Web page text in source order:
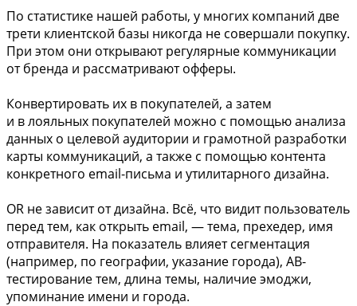
По статистике нашей работы, у многих компаний две
трети клиентской базы никогда не совершали покупку.
При этом они открывают регулярные коммуникации
от бренда и рассматривают офферы.
Конвертировать их в покупателей, а затем
и в лояльных покупателей можно с помощью анализа
данных о целевой аудитории и грамотной разработки
карты коммуникаций, а также с помощью контента
конкретного email-письма и утилитарного дизайна.
OR не зависит от дизайна. Всё, что видит пользователь
перед тем, как открыть email, — тема, прехедер, имя
отправителя. На показатель влияет сегментация
(например, по географии, указание города), AB-
тестирование тем, длина темы, наличие эмоджи,
упоминание имени и города.